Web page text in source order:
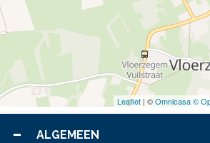
Leaflet | ©Omnicasa ©
ALGEMEEN